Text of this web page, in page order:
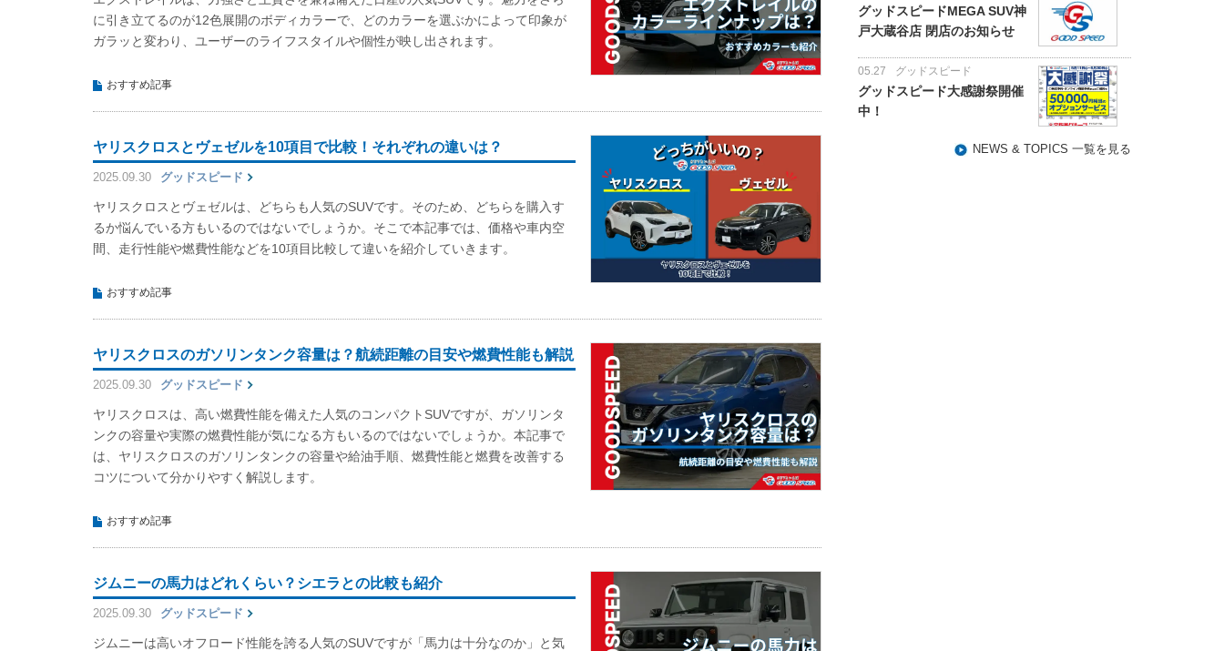
に引き立てるのが12色展開のボディカラーで、どのカラーを選ぶかによって印象が
ガラッと変わり、ユーザーのライフスタイルや個性が映し出されます。
おすすめ記事
ヤリスクロスとヴェゼルを10項目で比較！それぞれの違いは？
2025.09.30 グッドスピード
ヤリスクロスとヴェゼルは、どちらも人気のSUVです。そのため、どちらを購入す
るか悩んでいる方もいるのではないでしょうか。そこで本記事では、価格や車内空
間、走行性能や燃費性能などを10項目比較して違いを紹介していきます。
おすすめ記事
ヤリスクロスのガソリンタンク容量は？航続距離の目安や燃費性能も解説
2025.09.30 グッドスピード
ヤリスクロスは、高い燃費性能を備えた人気のコンパクトSUVですが、ガソリンタ
ンクの容量や実際の燃費性能が気になる方もいるのではないでしょうか。本記事で
は、ヤリスクロスのガソリンタンクの容量や給油手順、燃費性能と燃費を改善する
コツについて分かりやすく解説します。
おすすめ記事
ジムニーの馬力はどれくらい？シエラとの比較も紹介
2025.09.30 グッドスピード
ジムニーは高いオフロード性能を誇る人気のSUVですが「馬力は十分なのか」と気
グッドスピードMEGA SUV神
戸大蔵谷店 閉店のお知らせ
05.27 グッドスピード
グッドスピード大感謝祭開催
中！
NEWS & TOPICS 一覧を見る